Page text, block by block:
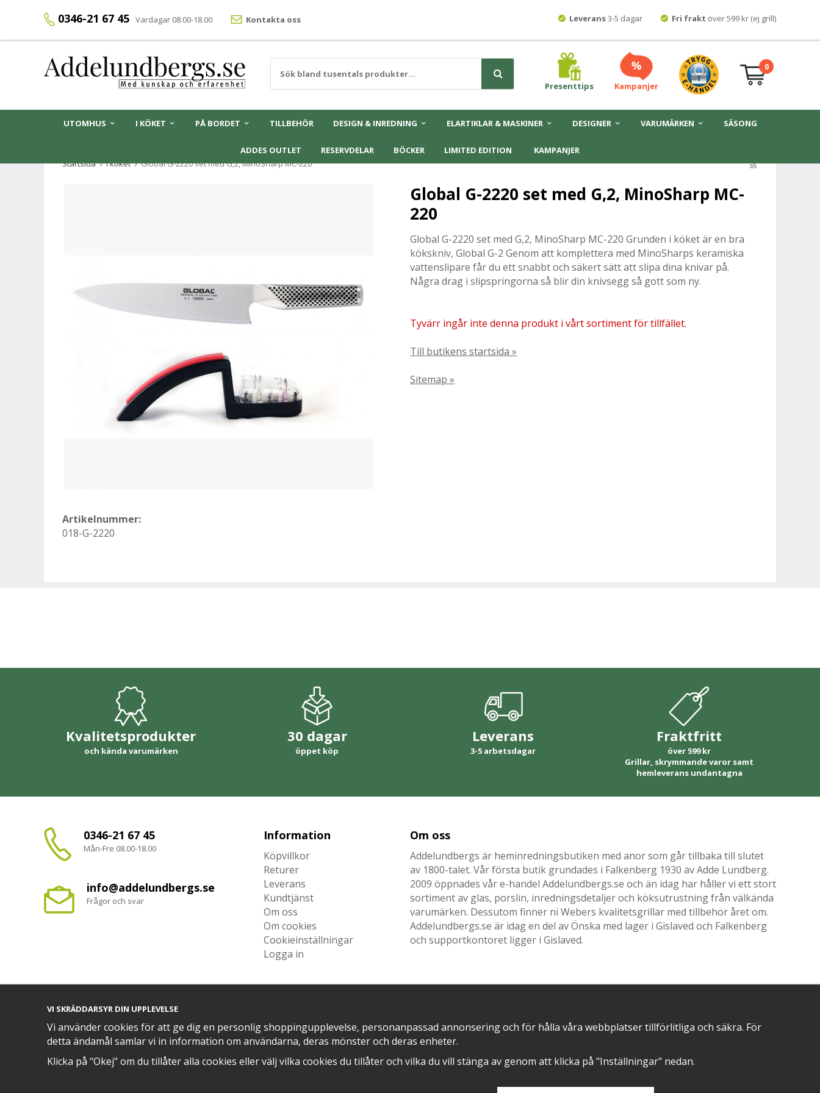
0346-21 67 45 Vardagar 08.00-18.00 Kontakta oss Leverans3-5 dagar Fri frakt över 599 kr (ej grill)
Presenttips Kampanjer
0
UTOMHUS I KÖKET PÅ BORDET TILLBEHÖR DESIGN & INREDNING ELARTIKLAR & MASKINER DESIGNER VARUMÄRKEN SÄSONG
ADDES OUTLET RESERVDELAR BÖCKER LIMITED EDITION
KAMPANJER
Startsida
I köket Global G-2220 set med G,2, MinoSharp MC-220
Global G-2220 set med G,2, MinoSharp MC-
220
Global G-2220 set med G,2, MinoSharp MC-220 Grunden i köket är en bra
kökskniv, Global G-2 Genom att komplettera med MinoSharps keramiska
vattenslipare får du ett snabbt och säkert sätt att slipa dina knivar på.
Några drag i slipspringorna så blir din knivsegg så gott som ny.
Tyvärr ingår inte denna produkt i vårt sortiment för tillfället.
Till butikens startsida »
Sitemap »
Artikelnummer:
018-G-2220
Kvalitetsprodukter
och kända varumärken
30 dagar
öppet köp
Leverans
3-5 arbetsdagar
Fraktfritt
över 599 kr
Grillar, skrymmande varor samt
hemleverans undantagna
0346-21 67 45
Mån-Fre 08.00-18.00
info@addelundbergs.se
Frågor och svar
Information
Köpvillkor
Returer
Leverans
Kundtjänst
Om oss
Om cookies
Cookieinställningar
Logga in
Om oss
Addelundbergs är heminredningsbutiken med anor som går tillbaka till slutet
av 1800-talet. Vår första butik grundades i Falkenberg 1930 av Adde Lundberg.
2009 öppnades vår e-handel Addelundbergs.se och än idag har håller vi ett stort
sortiment av glas, porslin, inredningsdetaljer och köksutrustning från välkända
varumärken. Dessutom finner ni Webers kvalitetsgrillar med tillbehör året om.
Addelundbergs.se är idag en del av Önska med lager i Gislaved och Falkenberg
och supportkontoret ligger i Gislaved.
VI SKRÄDDARSYR DIN UPPLEVELSE
Vi använder cookies för att ge dig en personlig shoppingupplevelse, personanpassad annonsering och för hålla våra webbplatser tillförlitliga och säkra. För
detta ändamål samlar vi in information om användarna, deras mönster och deras enheter.
Klicka på "Okej" om du tillåter alla cookies eller välj vilka cookies du tillåter och vilka du vill stänga av genom att klicka på "Inställningar" nedan.